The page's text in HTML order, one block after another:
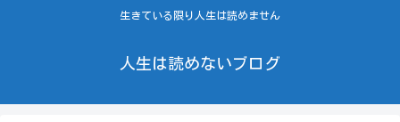
生きている限り人生は読めません
人生は読めないブログ